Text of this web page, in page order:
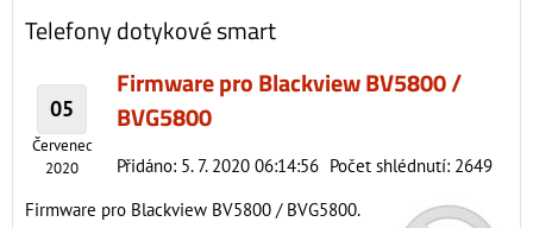
Telefony dotykové smart
05
Červenec
2020
Firmware pro Blackview BV5800 /
BVG5800
Přidáno: 5. 7. 2020 06:14:56 Počet shlédnutí: 2649
Firmware pro Blackview BV5800 / BVG5800.